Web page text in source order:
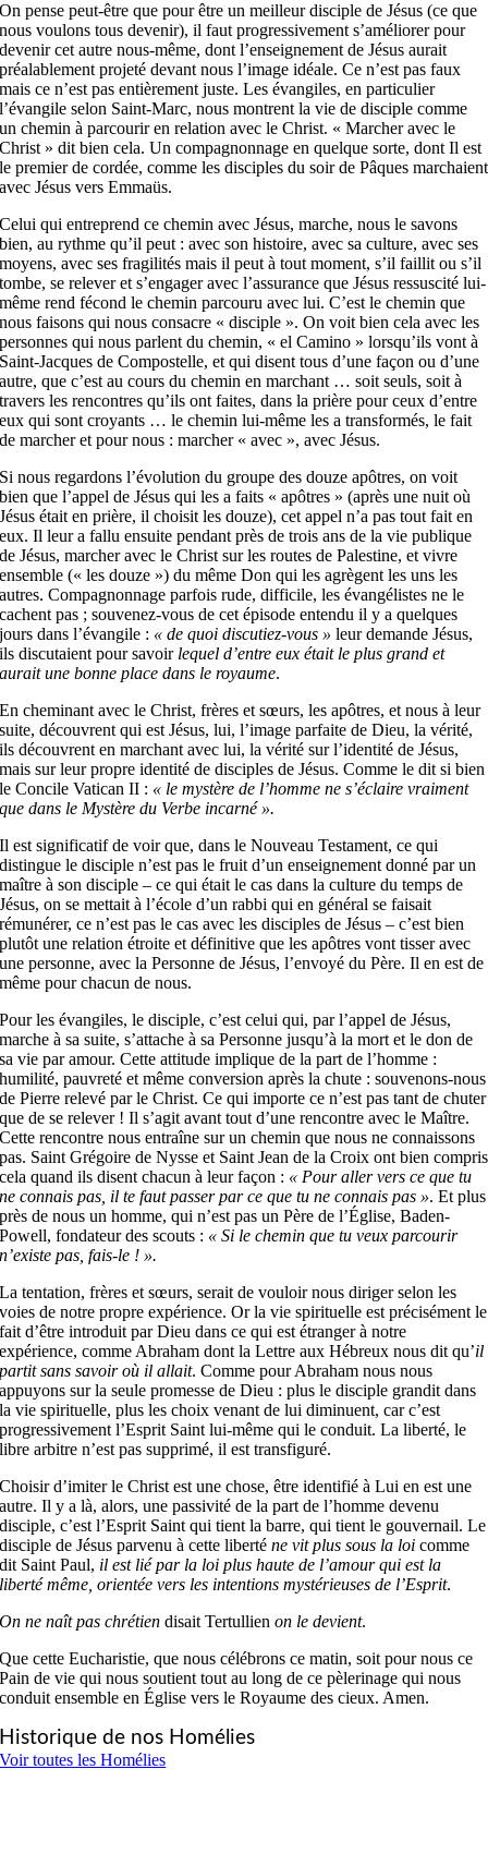
On pense peut-être que pour être un meilleur disciple de Jésus (ce que
nous voulons tous devenir), il faut progressivement s’améliorer pour
devenir cet autre nous-même, dont l’enseignement de Jésus aurait
préalablement projeté devant nous l’image idéale. Ce n’est pas faux
mais ce n’est pas entièrement juste. Les évangiles, en particulier
l’évangile selon Saint-Marc, nous montrent la vie de disciple comme
un chemin à parcourir en relation avec le Christ. « Marcher avec le
Christ » dit bien cela. Un compagnonnage en quelque sorte, dont Il est
le premier de cordée, comme les disciples du soir de Pâques marchaient
avec Jésus vers Emmaüs.
Celui qui entreprend ce chemin avec Jésus, marche, nous le savons
bien, au rythme qu’il peut : avec son histoire, avec sa culture, avec ses
moyens, avec ses fragilités mais il peut à tout moment, s’il faillit ou s’il
tombe, se relever et s’engager avec l’assurance que Jésus ressuscité lui-
même rend fécond le chemin parcouru avec lui. C’est le chemin que
nous faisons qui nous consacre « disciple ». On voit bien cela avec les
personnes qui nous parlent du chemin, « el Camino » lorsqu’ils vont à
Saint-Jacques de Compostelle, et qui disent tous d’une façon ou d’une
autre, que c’est au cours du chemin en marchant … soit seuls, soit à
travers les rencontres qu’ils ont faites, dans la prière pour ceux d’entre
eux qui sont croyants … le chemin lui-même les a transformés, le fait
de marcher et pour nous : marcher « avec », avec Jésus.
Si nous regardons l’évolution du groupe des douze apôtres, on voit
bien que l’appel de Jésus qui les a faits « apôtres » (après une nuit où
Jésus était en prière, il choisit les douze), cet appel n’a pas tout fait en
eux. Il leur a fallu ensuite pendant près de trois ans de la vie publique
de Jésus, marcher avec le Christ sur les routes de Palestine, et vivre
ensemble (« les douze ») du même Don qui les agrègent les uns les
autres. Compagnonnage parfois rude, difficile, les évangélistes ne le
cachent pas ; souvenez-vous de cet épisode entendu il y a quelques
jours dans l’évangile : « de quoi discutiez-vous » leur demande Jésus,
ils discutaient pour savoir lequel d’entre eux était le plus grand et
aurait une bonne place dans le royaume.
En cheminant avec le Christ, frères et sœurs, les apôtres, et nous à leur
suite, découvrent qui est Jésus, lui, l’image parfaite de Dieu, la vérité,
ils découvrent en marchant avec lui, la vérité sur l’identité de Jésus,
mais sur leur propre identité de disciples de Jésus. Comme le dit si bien
le Concile Vatican II : « le mystère de l’homme ne s’éclaire vraiment
que dans le Mystère du Verbe incarné ».
Il est significatif de voir que, dans le Nouveau Testament, ce qui
distingue le disciple n’est pas le fruit d’un enseignement donné par un
maître à son disciple – ce qui était le cas dans la culture du temps de
Jésus, on se mettait à l’école d’un rabbi qui en général se faisait
rémunérer, ce n’est pas le cas avec les disciples de Jésus – c’est bien
plutôt une relation étroite et définitive que les apôtres vont tisser avec
une personne, avec la Personne de Jésus, l’envoyé du Père. Il en est de
même pour chacun de nous.
Pour les évangiles, le disciple, c’est celui qui, par l’appel de Jésus,
marche à sa suite, s’attache à sa Personne jusqu’à la mort et le don de
sa vie par amour. Cette attitude implique de la part de l’homme :
humilité, pauvreté et même conversion après la chute : souvenons-nous
de Pierre relevé par le Christ. Ce qui importe ce n’est pas tant de chuter
que de se relever ! Il s’agit avant tout d’une rencontre avec le Maître.
Cette rencontre nous entraîne sur un chemin que nous ne connaissons
pas. Saint Grégoire de Nysse et Saint Jean de la Croix ont bien compris
cela quand ils disent chacun à leur façon : « Pour aller vers ce que tu
ne connais pas, il te faut passer par ce que tu ne connais pas ». Et plus
près de nous un homme, qui n’est pas un Père de l’Église, Baden-
Powell, fondateur des scouts : « Si le chemin que tu veux parcourir
n’existe pas, fais-le ! ».
La tentation, frères et sœurs, serait de vouloir nous diriger selon les
voies de notre propre expérience. Or la vie spirituelle est précisément le
fait d’être introduit par Dieu dans ce qui est étranger à notre
expérience, comme Abraham dont la Lettre aux Hébreux nous dit qu’il
partit sans savoir où il allait. Comme pour Abraham nous nous
appuyons sur la seule promesse de Dieu : plus le disciple grandit dans
la vie spirituelle, plus les choix venant de lui diminuent, car c’est
progressivement l’Esprit Saint lui-même qui le conduit. La liberté, le
libre arbitre n’est pas supprimé, il est transfiguré.
Choisir d’imiter le Christ est une chose, être identifié à Lui en est une
autre. Il y a là, alors, une passivité de la part de l’homme devenu
disciple, c’est l’Esprit Saint qui tient la barre, qui tient le gouvernail. Le
disciple de Jésus parvenu à cette liberténe vit plus sous la loicomme
dit Saint Paul, il est lié par la loi plus haute de l’amour qui est la
liberté même, orientée vers les intentions mystérieuses de l’Esprit.
On ne naît pas chrétien disait Tertullienon le devient.
Que cette Eucharistie, que nous célébrons ce matin, soit pour nous ce
Pain de vie qui nous soutient tout au long de ce pèlerinage qui nous
conduit ensemble en Église vers le Royaume des cieux. Amen.
Historique de nos Homélies
Voir toutes les Homélies